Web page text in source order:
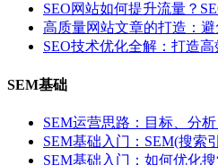
SEO网站如何提升流量？
高质量网站文章的打造：
SEO技术优化全解：打造
SEM基础
SEM运营思路：目标、分
SEM基础入门：SEM(搜索
SEM基础入门：如何优化